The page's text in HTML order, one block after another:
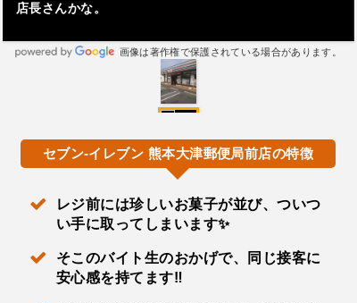
店長さんかな。
画像は著作権で保護されている場合があります。
セブン-イレブン 熊本大津郵便局前店の特徴
レジ前には珍しいお菓子が並び、ついつ
い手に取ってしまいます✨
そこのバイト生のおかげで、同じ接客に
安心感を持てます‼️